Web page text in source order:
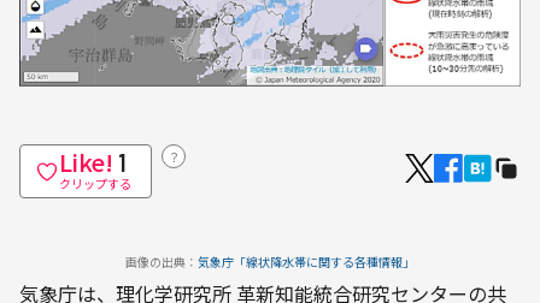
Like! 1
クリップする
？
画像の出典： 気象庁「線状降水帯に関する各種情報」
気象庁は、理化学研究所 革新知能統合研究センターの共